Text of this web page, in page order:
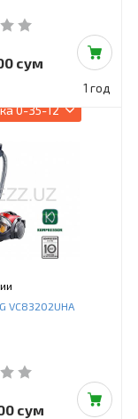
сум
1 год
0-35-12
VC83202UHA
сум